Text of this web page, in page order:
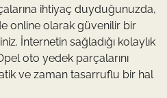
ihtiyaç duyduğunuzda,
online olarak güvenilir bir
İnternetin sağladığı kolaylık
oto yedek parçalarını
ve zaman tasarruflu bir hal